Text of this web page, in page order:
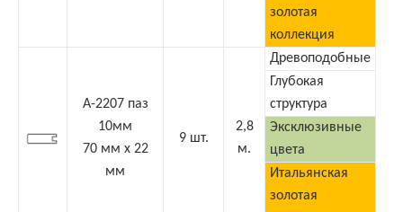
золотая
коллекция
А-2207 паз
10мм
70 мм х 22
мм
9 шт.
2,8
м.
Древоподобные
Глубокая
структура
Эксклюзивные
цвета
Итальянская
золотая